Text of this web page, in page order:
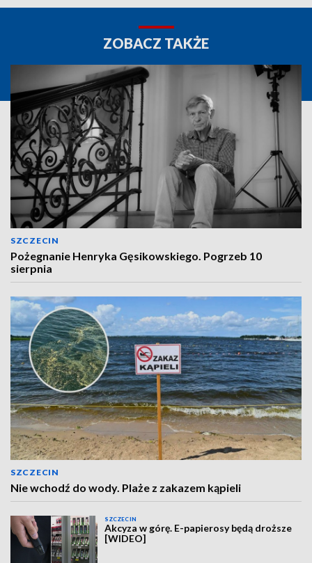
ZOBACZ TAKŻE
SZCZECIN
Pożegnanie Henryka Gęsikowskiego. Pogrzeb 10
sierpnia
SZCZECIN
Nie wchodź do wody. Plaże z zakazem kąpieli
SZCZECIN
Akcyza w górę. E-papierosy będą droższe
[WIDEO]